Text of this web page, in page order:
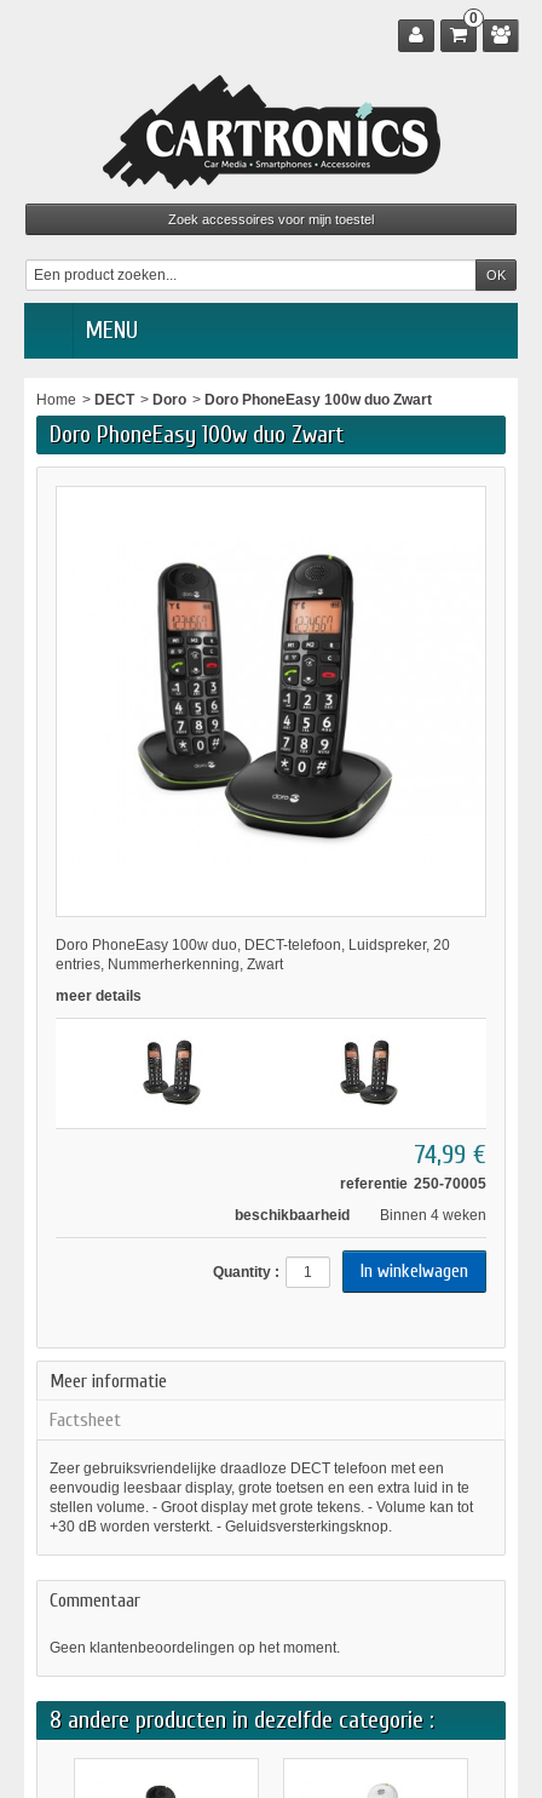
0
MENU
Home > DECT > Doro > Doro PhoneEasy 100w duo Zwart
Doro PhoneEasy 100w duo Zwart
Doro PhoneEasy 100w duo, DECT-telefoon, Luidspreker, 20
entries, Nummerherkenning, Zwart
meer details
74,99 €
referentie 250-70005
beschikbaarheid
Binnen 4 weken
Quantity :
Meer informatie
Factsheet
Zeer gebruiksvriendelijke draadloze DECT telefoon met een
eenvoudig leesbaar display, grote toetsen en een extra luid in te
stellen volume. - Groot display met grote tekens. - Volume kan tot
+30 dB worden versterkt. - Geluidsversterkingsknop.
Commentaar
Geen klantenbeoordelingen op het moment.
8 andere producten in dezelfde categorie :